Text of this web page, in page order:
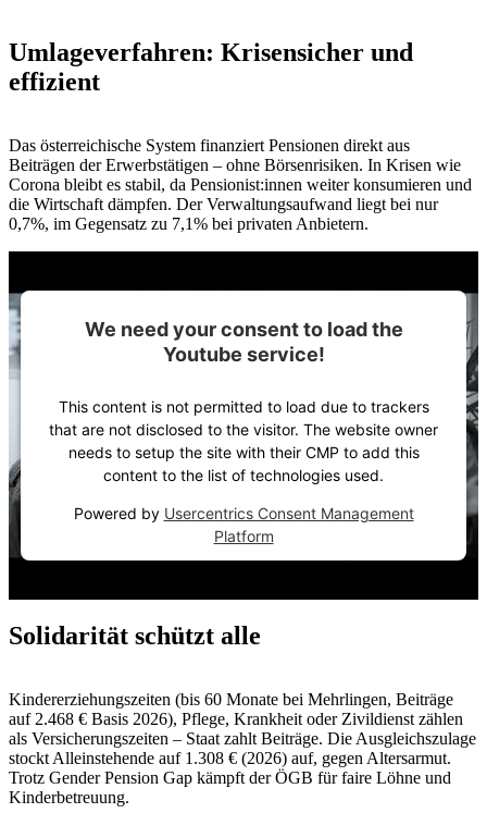
Umlageverfahren: Krisensicher und
effizient
Das österreichische System finanziert Pensionen direkt aus
Beiträgen der Erwerbstätigen – ohne Börsenrisiken. In Krisen wie
Corona bleibt es stabil, da Pensionist:innen weiter konsumieren und
die Wirtschaft dämpfen. Der Verwaltungsaufwand liegt bei nur
0,7%, im Gegensatz zu 7,1% bei privaten Anbietern.
We need your consent to load the
Youtube service!
This content is not permitted to load due to trackers
that are not disclosed to the visitor. The website owner
needs to setup the site with their CMP to add this
content to the list of technologies used.
Powered by Usercentrics Consent Management
Platform
Solidarität schützt alle
Kindererziehungszeiten (bis 60 Monate bei Mehrlingen, Beiträge
auf 2.468 € Basis 2026), Pflege, Krankheit oder Zivildienst zählen
als Versicherungszeiten – Staat zahlt Beiträge. Die Ausgleichszulage
stockt Alleinstehende auf 1.308 € (2026) auf, gegen Altersarmut.
Trotz Gender Pension Gap kämpft der ÖGB für faire Löhne und
Kinderbetreuung.